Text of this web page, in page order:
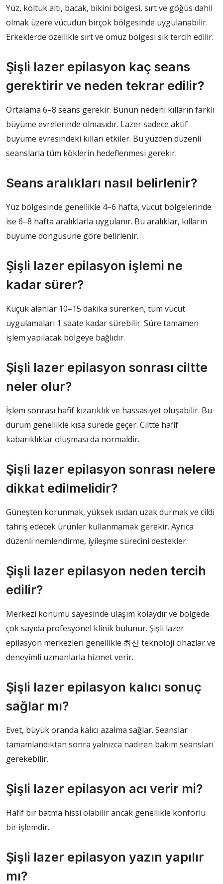
Yüz, koltuk altı, bacak, bikini bölgesi, sırt ve göğüs dahil
olmak üzere vücudun birçok bölgesinde uygulanabilir.
Erkeklerde özellikle sırt ve omuz bölgesi sık tercih edilir.
Şişli lazer epilasyon kaç seans
gerektirir ve neden tekrar edilir?
Ortalama 6–8 seans gerekir. Bunun nedeni kılların farklı
büyüme evrelerinde olmasıdır. Lazer sadece aktif
büyüme evresindeki kılları etkiler. Bu yüzden düzenli
seanslarla tüm köklerin hedeflenmesi gerekir.
Seans aralıkları nasıl belirlenir?
Yüz bölgesinde genellikle 4–6 hafta, vücut bölgelerinde
ise 6–8 hafta aralıklarla uygulanır. Bu aralıklar, kılların
büyüme döngüsüne göre belirlenir.
Şişli lazer epilasyon işlemi ne
kadar sürer?
Küçük alanlar 10–15 dakika sürerken, tüm vücut
uygulamaları 1 saate kadar sürebilir. Süre tamamen
işlem yapılacak bölgeye bağlıdır.
Şişli lazer epilasyon sonrası ciltte
neler olur?
İşlem sonrası hafif kızarıklık ve hassasiyet oluşabilir. Bu
durum genellikle kısa sürede geçer. Ciltte hafif
kabarıklıklar oluşması da normaldir.
Şişli lazer epilasyon sonrası nelere
dikkat edilmelidir?
Güneşten korunmak, yüksek ısıdan uzak durmak ve cildi
tahriş edecek ürünler kullanmamak gerekir. Ayrıca
düzenli nemlendirme, iyileşme sürecini destekler.
Şişli lazer epilasyon neden tercih
edilir?
Merkezi konumu sayesinde ulaşım kolaydır ve bölgede
çok sayıda profesyonel klinik bulunur. Şişli lazer
epilasyon merkezleri genellikle 최신 teknoloji cihazlar ve
deneyimli uzmanlarla hizmet verir.
Şişli lazer epilasyon kalıcı sonuç
sağlar mı?
Evet, büyük oranda kalıcı azalma sağlar. Seanslar
tamamlandıktan sonra yalnızca nadiren bakım seansları
gerekebilir.
Şişli lazer epilasyon acı verir mi?
Hafif bir batma hissi olabilir ancak genellikle konforlu
bir işlemdir.
Şişli lazer epilasyon yazın yapılır
mı?